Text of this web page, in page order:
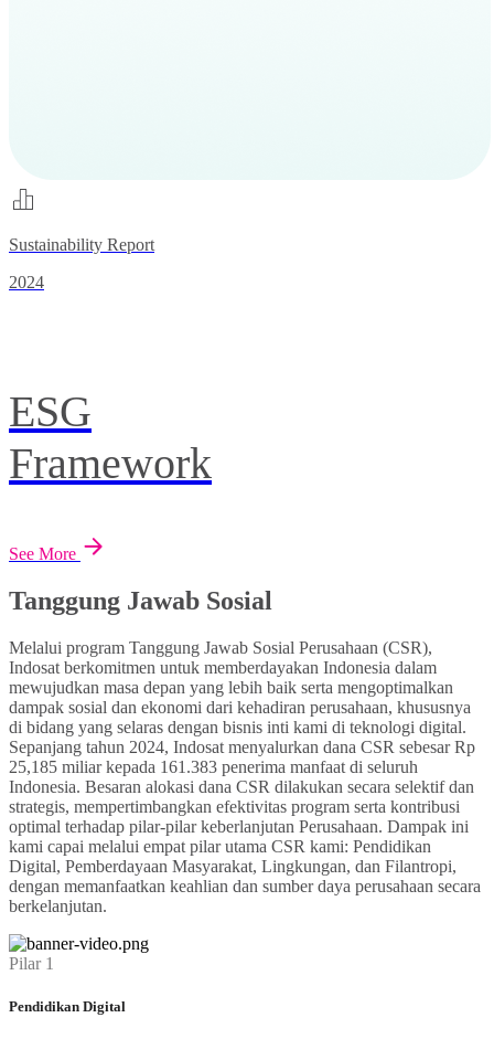
Sustainability Report
2024
ESG
Framework
See More
Tanggung Jawab Sosial
Melalui program Tanggung Jawab Sosial Perusahaan (CSR),
Indosat berkomitmen untuk memberdayakan Indonesia dalam
mewujudkan masa depan yang lebih baik serta mengoptimalkan
dampak sosial dan ekonomi dari kehadiran perusahaan, khususnya
di bidang yang selaras dengan bisnis inti kami di teknologi digital.
Sepanjang tahun 2024, Indosat menyalurkan dana CSR sebesar Rp
25,185 miliar kepada 161.383 penerima manfaat di seluruh
Indonesia. Besaran alokasi dana CSR dilakukan secara selektif dan
strategis, mempertimbangkan efektivitas program serta kontribusi
optimal terhadap pilar-pilar keberlanjutan Perusahaan. Dampak ini
kami capai melalui empat pilar utama CSR kami: Pendidikan
Digital, Pemberdayaan Masyarakat, Lingkungan, dan Filantropi,
dengan memanfaatkan keahlian dan sumber daya perusahaan secara
berkelanjutan.
Pilar 1
Pendidikan Digital